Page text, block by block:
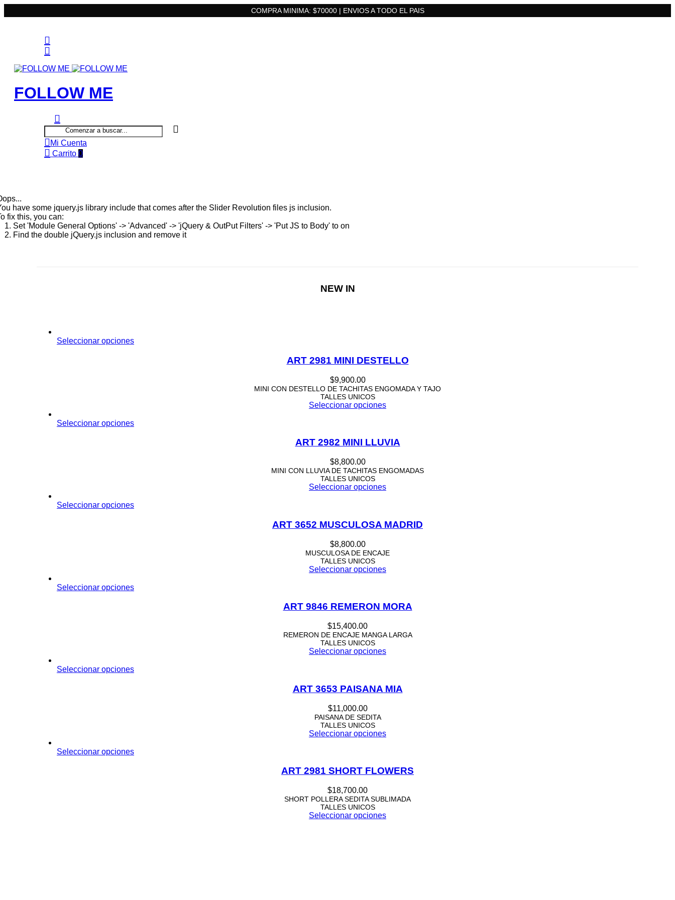
COMPRA MINIMA: $70000 | ENVIOS A TODO EL PAIS
FOLLOW ME
Mi Cuenta
Carrito 0
have some jquery.js library include that comes after the Slider Revolution files js inclusion.
fix this, you can:
Set 'Module General Options' -> 'Advanced' -> 'jQuery & OutPut Filters' -> 'Put JS to Body' to on
Find the double jQuery.js inclusion and remove it
NEW IN
Seleccionar opciones
ART 2981 MINI DESTELLO
$9,900.00
MINI CON DESTELLO DE TACHITAS ENGOMADA Y TAJO
TALLES UNICOS
Seleccionar opciones
Seleccionar opciones
ART 2982 MINI LLUVIA
$8,800.00
MINI CON LLUVIA DE TACHITAS ENGOMADAS
TALLES UNICOS
Seleccionar opciones
Seleccionar opciones
ART 3652 MUSCULOSA MADRID
$8,800.00
MUSCULOSA DE ENCAJE
TALLES UNICOS
Seleccionar opciones
Seleccionar opciones
ART 9846 REMERON MORA
$15,400.00
REMERON DE ENCAJE MANGA LARGA
TALLES UNICOS
Seleccionar opciones
Seleccionar opciones
ART 3653 PAISANA MIA
$11,000.00
PAISANA DE SEDITA
TALLES UNICOS
Seleccionar opciones
Seleccionar opciones
ART 2981 SHORT FLOWERS
$18,700.00
SHORT POLLERA SEDITA SUBLIMADA
TALLES UNICOS
Seleccionar opciones